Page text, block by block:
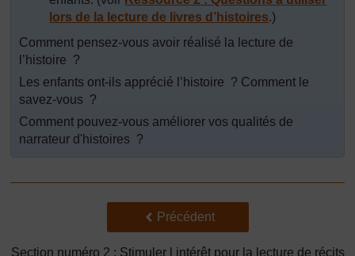
lors de la lecture de livres d’histoires.)
Comment pensez-vous avoir réalisé la lecture de
l’histoire ?
Les enfants ont-ils apprécié l’histoire ? Comment le
savez-vous ?
Comment pouvez-vous améliorer vos qualités de
narrateur d'histoires ?
Précédent
Précédent
Section numéro 2 : Stimuler l intérêt pour la lecture de récits